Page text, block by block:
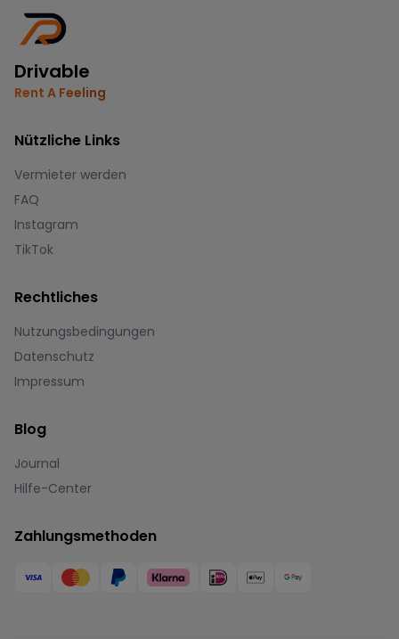
Drivable
Rent A Feeling
Nützliche Links
Vermieter werden
FAQ
Instagram
TikTok
Rechtliches
Nutzungsbedingungen
Datenschutz
Impressum
Blog
Journal
Hilfe-Center
Zahlungsmethoden